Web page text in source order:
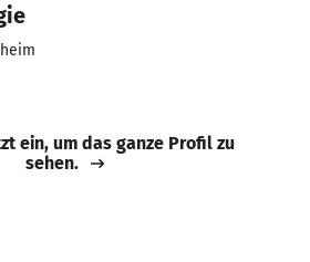
ein, um das ganze Profil zu
sehen.